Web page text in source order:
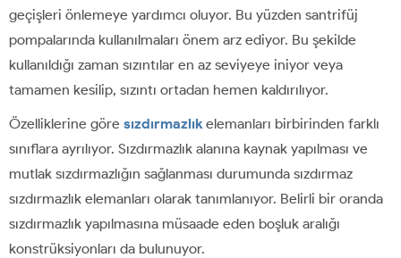
geçişleri önlemeye yardımcı oluyor. Bu yüzden santrifüj
pompalarında kullanılmaları önem arz ediyor. Bu şekilde
kullanıldığı zaman sızıntılar en az seviyeye iniyor veya
tamamen kesilip, sızıntı ortadan hemen kaldırılıyor.
Özelliklerine göre sızdırmazlıkelemanları birbirinden farklı
sınıflara ayrılıyor. Sızdırmazlık alanına kaynak yapılması ve
mutlak sızdırmazlığın sağlanması durumunda sızdırmaz
sızdırmazlık elemanları olarak tanımlanıyor. Belirli bir oranda
sızdırmazlık yapılmasına müsaade eden boşluk aralığı
konstrüksiyonları da bulunuyor.